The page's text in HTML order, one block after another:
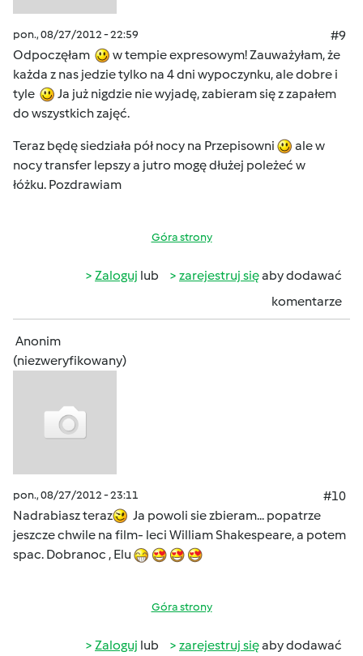
pon., 08/27/2012 - 22:59
#9
Odpoczęłam
w tempie expresowym! Zauważyłam, że
każda z nas jedzie tylko na 4 dni wypoczynku, ale dobre i
tyle
Ja już nigdzie nie wyjadę, zabieram się z zapałem
do wszystkich zajęć.
Teraz będę siedziała pół nocy na Przepisowni
ale w
nocy transfer lepszy a jutro mogę dłużej poleżeć w
łóżku. Pozdrawiam
Góra strony
Zaloguj lub zarejestruj sięaby dodawać
komentarze
Anonim
(niezweryfikowany)
pon., 08/27/2012 - 23:11
#10
Nadrabiasz teraz
Ja powoli sie zbieram... popatrze
jeszcze chwile na film- leci William Shakespeare, a potem
spac. Dobranoc , Elu
Góra strony
Zaloguj lub zarejestruj sięaby dodawać